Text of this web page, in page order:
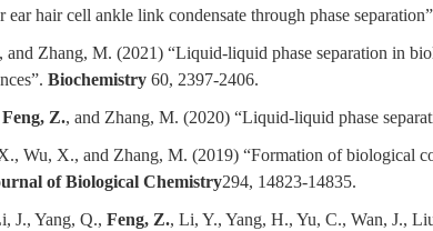
ear hair cell ankle link condensate through phase
and Zhang, M. (2021) “Liquid-liquid phase separation in
Biochemistry 60, 2397-2406.
Feng, Z., and Zhang, M. (2020) “Liquid-liquid phase
Wu, X., and Zhang, M. (2019) “Formation of biological
of Biological Chemistry294, 14823-14835.
J., Yang, Q., Feng, Z., Li, Y., Yang, H., Yu, C., Wan, J.,